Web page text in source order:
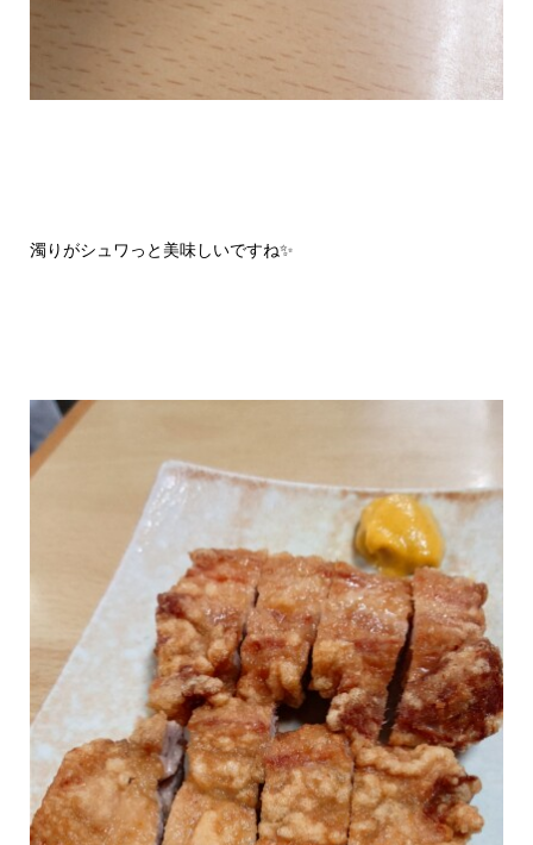
濁りがシュワっと美味しいですね✨